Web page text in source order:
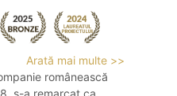
Arată mai multe >>
românească
s-a remarcat ca